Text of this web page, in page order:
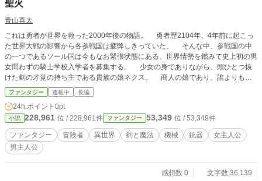
聖火
青山喜太
これは勇者が世界を救った2000年後の物語。 勇者歴2104年、4年前に起こっ
た世界大戦の影響から各参戦国は疲弊しきっていた。 そんな中、参戦国の中
の一つであるソール国は今もなお緊張状態にある、世界情勢を鑑みて史上初の男
女問わずの騎士学校入学者を募集する。 少女の身でありながら、頭ひとつ抜
けた剣の才覚の持ち主である貴族の娘ネクス。 商人の娘であり、誰よりも頭
が切れるミケッシュ。 そして秘密を抱えた勇敢な少年リリベル。 そんな三
人は募集に応えた、入学希望者だった。 学校のある王都エポロへと、列車に
揺られながら同席した三人は、しかし、とある事件へと巻き込まれることにな
る。 「魔王様……」 そう呟く一匹の魔物によって。 ──────── 「こんなもん
か？」 「何をやっている」 「おお！ 旦那ぁ！ 今あらすじを考えていたとこ
なんだよ！」 「……我々の計画のか？」 「そう！ 最初は肝心だろ？ 何が起
きて何を生み出すのか、みんな知りたいと思うんだ！」 「お前の言っているこ
ファンタジー 連載中 長編
24h.ポイント 0pt
小説 228,961 位 / 228,961件 ファンタジー 53,349 位 / 53,349件
ファンタジー 冒険者 異世界 剣と魔法 機械 銃器
女主人公
男主人公
感想数 0
文字数 36,139